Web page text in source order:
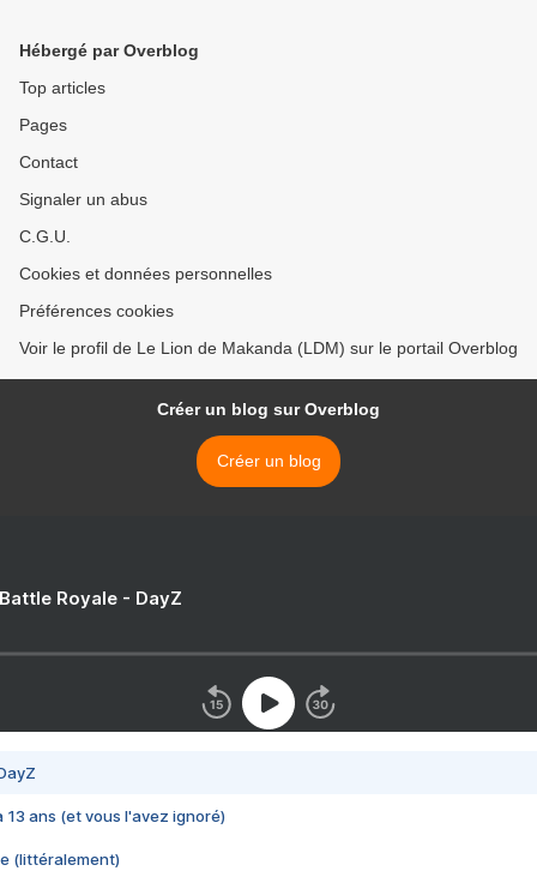
Hébergé par Overblog
Top articles
Pages
Contact
Signaler un abus
C.G.U.
Cookies et données personnelles
Préférences cookies
Voir le profil de Le Lion de Makanda (LDM) sur le portail Overblog
Créer un blog sur Overblog
Créer un blog
Royale - DayZ
13 ans (et vous l'avez ignoré)
(littéralement)